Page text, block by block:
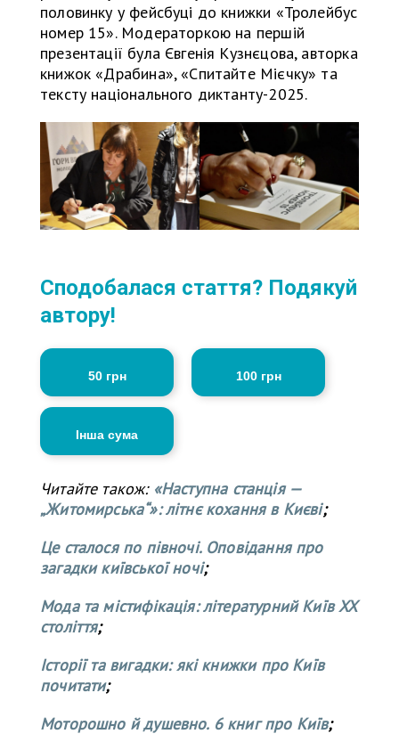
половинку у фейсбуці до книжки «Тролейбус
номер 15». Модераторкою на першій
презентації була Євгенія Кузнєцова, авторка
книжок «Драбина», «Спитайте Мієчку» та
тексту національного диктанту-2025.
Сподобалася стаття? Подякуй
автору!
50 грн 100 грн
Інша сума
Читайте також: «Наступна станція —
„Житомирська“»: літнє кохання в Києві;
Це сталося по півночі. Оповідання про
загадки київської ночі;
Мода та містифікація: літературний Київ XX
століття;
Історії та вигадки: які книжки про Київ
почитати;
Моторошно й душевно. 6 книг про Київ;